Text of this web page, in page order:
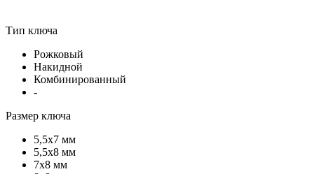
Тип ключа
Рожковый
Накидной
Комбинированный
-
Размер ключа
5,5х7 мм
5,5х8 мм
7х8 мм